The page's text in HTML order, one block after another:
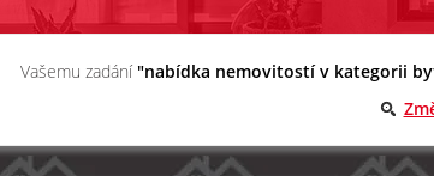
Vašemu zadání "nabídka nemovitostí v kategorii